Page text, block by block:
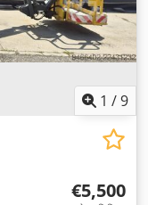
1 /9
€5,500